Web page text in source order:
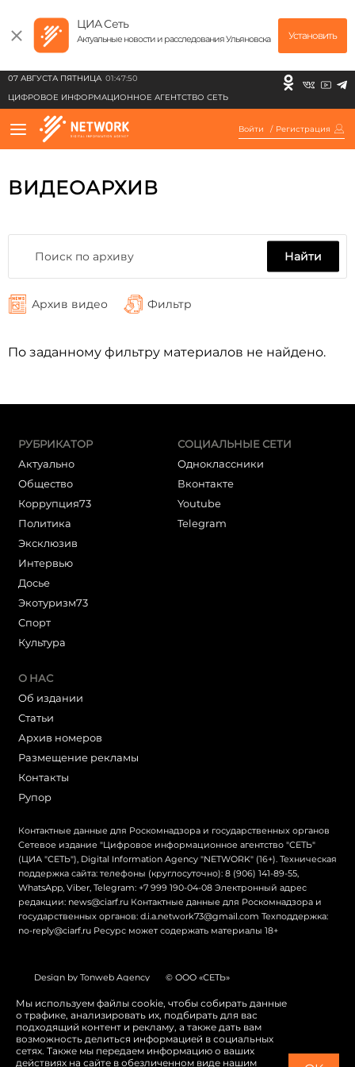
ЦИА Сеть
Актуальные новости и расследования Ульяновска Установить
07 АВГУСТА ПЯТНИЦА 01:47:50
ЦИФРОВОЕ ИНФОРМАЦИОННОЕ АГЕНТСТВО СЕТЬ
Войти / Регистрация
ВИДЕОАРХИВ
Найти
Архив видео Фильтр
По заданному фильтру материалов не найдено.
РУБРИКАТОР
Актуально
Общество
Коррупция73
Политика
Эксклюзив
Интервью
Досье
Экотуризм73
Cпорт
Культура
СОЦИАЛЬНЫЕ СЕТИ
Одноклассники
Вконтакте
Youtube
Telegram
О НАС
Об издании
Статьи
Архив номеров
Размещение рекламы
Контакты
Рупор
Контактные данные для Роскомнадзора и государственных органов
Сетевое издание "Цифровое информационное агентство "СЕТЬ"
(ЦИА "СЕТЬ"), Digital Information Agency "NETWORK" (16+). Техническая
поддержка сайта: телефоны (круглосуточно): 8 (906) 141-89-55,
WhatsApp, Viber, Telegram: +7 999 190-04-08 Электронный адрес
редакции: news@ciarf.ru Контактные данные для Роскомнадзора и
государственных органов: d.i.a.network73@gmail.com Техподдержка:
no-reply@ciarf.ru Ресурс может содержать материалы 18+
Design by Tonweb Agency © ООО «СЕТЬ»
Политика конфиденциальности Карта сайта
Switch to English
Мы используем файлы cookie, чтобы собирать данные
о трафике, анализировать их, подбирать для вас
подходящий контент и рекламу, а также дать вам
возможность делиться информацией в социальных
сетях. Также мы передаем информацию о ваших
действиях на сайте в обезличенном виде нашим